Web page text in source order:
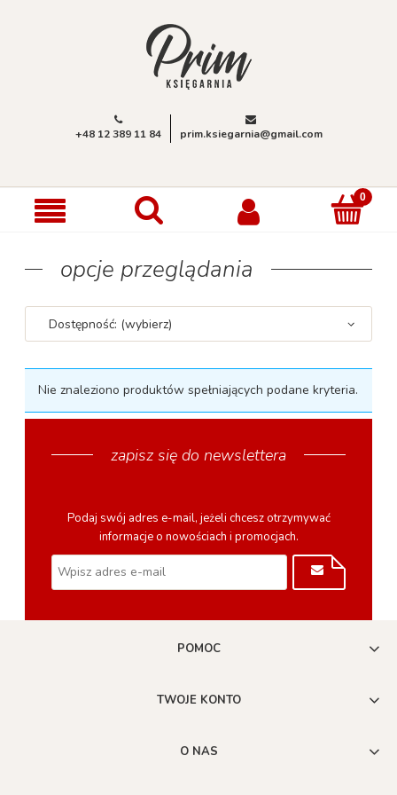
+48 12 389 11 84 prim.ksiegarnia@gmail.com
opcje przeglądania
Dostępność: (wybierz)
Nie znaleziono produktów spełniających podane kryteria.
zapisz się do newslettera
Podaj swój adres e-mail, jeżeli chcesz otrzymywać
informacje o nowościach i promocjach.
POMOC
TWOJE KONTO
O NAS